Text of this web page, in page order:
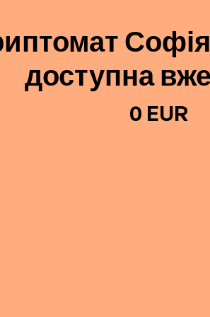
доступна
0 EUR